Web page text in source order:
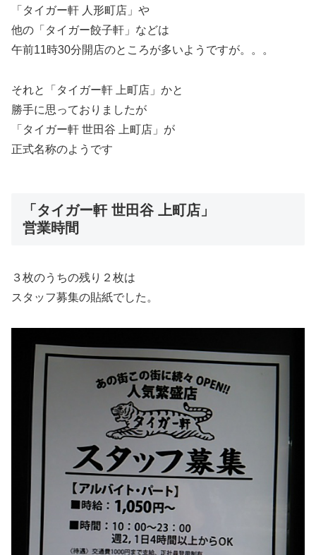
「タイガー軒 人形町店」や
他の「タイガー餃子軒」などは
午前11時30分開店のところが多いようですが。。。
それと「タイガー軒 上町店」かと
勝手に思っておりましたが
「タイガー軒 世田谷 上町店」が
正式名称のようです
「タイガー軒 世田谷 上町店」
営業時間
３枚のうちの残り２枚は
スタッフ募集の貼紙でした。